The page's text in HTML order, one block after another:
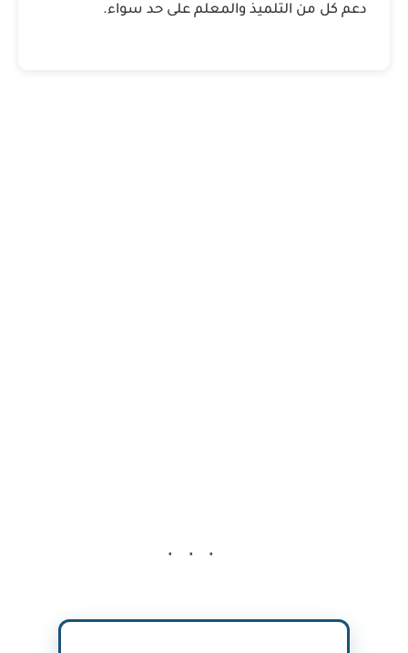
دعم كل من التلميذ والمعلم على حد سواء.